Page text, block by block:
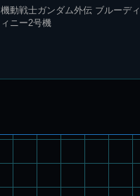
機動戦士ガンダム外伝 ブルーデ
ィニー2号機